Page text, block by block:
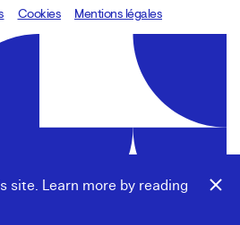
site. Learn more by reading
8080.studio
Cookies Mentions légales